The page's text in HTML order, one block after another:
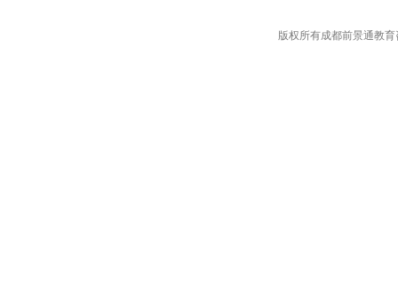
版权所有成都前景通教